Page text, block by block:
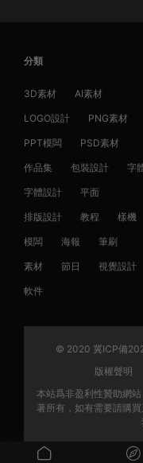
分類
3D素材 AI素材
LOGO設計 PNG素材
PPT模闆 PSD素材
作品集 包裝設計 字
字體設計 平面
排版設計 教程 樣機
模闆 海報 筆刷
素材 節日 視覺設計
軟件
© 2020 冀ICP備
版權聲明
本站爲非盈利性贊助網
著所有，如有需要請購